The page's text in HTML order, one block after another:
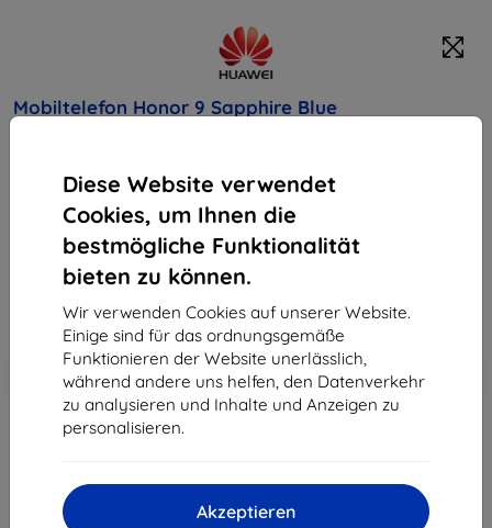
Diese Website verwendet
Cookies, um Ihnen die
bestmögliche Funktionalität
bieten zu können.
Wir verwenden Cookies auf unserer Website.
Einige sind für das ordnungsgemäße
Funktionieren der Website unerlässlich,
während andere uns helfen, den Datenverkehr
zu analysieren und Inhalte und Anzeigen zu
personalisieren.
Akzeptieren
Mobiltelefon Honor 9 Sapphire Blue
Rabatt
auf sämtliches Zubehör dafür!
387,90 €
349,11 €
ohne MWSt 293,37 €
-10%
Rabatt mit Gutschein
EXTRA10
Warenkorb
ausverkauft